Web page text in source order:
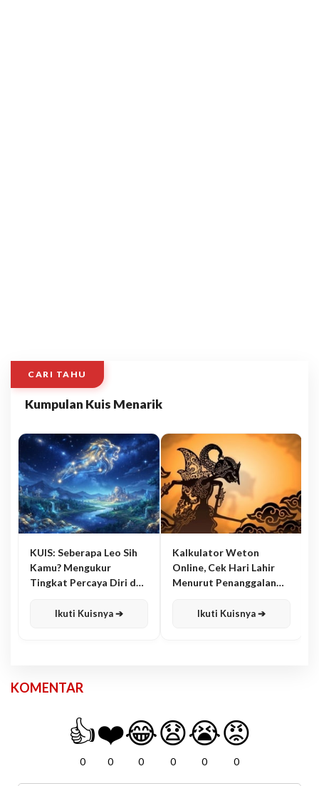
CARI TAHU
Kumpulan Kuis Menarik
KUIS: Seberapa Leo Sih
Kamu? Mengukur
Tingkat Percaya Diri dan
Ikuti Kuisnya ➔
Kalkulator Weton
Online, Cek Hari Lahir
Menurut Penanggalan
Ikuti Kuisnya ➔
KOMENTAR
👍
0
❤️
0
😂
0
😧
0
😭
0
😡
0